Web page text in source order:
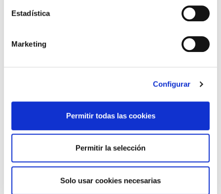
Estadística
Marketing
Configurar
Permitir todas las cookies
Permitir la selección
Solo usar cookies necesarias
Ciudadana, UBM UVR
Grupo 2: VD/VG, IC y PJ,
Investigación uniformada,
Grupo 3: OTI (colaboradores/as),
UDE, USE, Unidad Canina,
Intervención, Unidad Protección y
Seguridad, Asuntos Internos,